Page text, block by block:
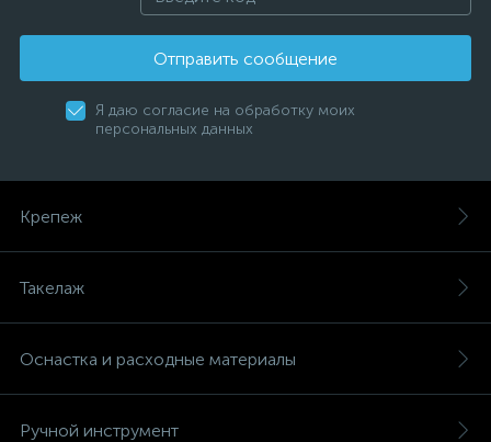
Отправить сообщение
Я даю согласие на обработку моих
персональных данных
Крепеж
Такелаж
Оснастка и расходные материалы
Ручной инструмент